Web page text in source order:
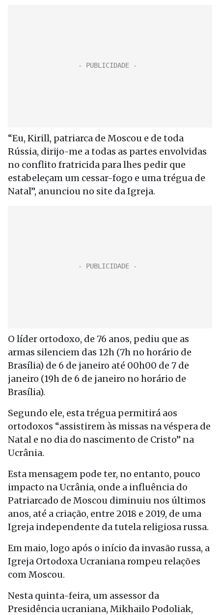
“Eu, Kirill, patriarca de Moscou e de toda
Rússia, dirijo-me a todas as partes envolvidas
no conflito fratricida para lhes pedir que
estabeleçam um cessar-fogo e uma trégua de
Natal”, anunciou no site da Igreja.
O líder ortodoxo, de 76 anos, pediu que as
armas silenciem das 12h (7h no horário de
Brasília) de 6 de janeiro até 00h00 de 7 de
janeiro (19h de 6 de janeiro no horário de
Brasília).
Segundo ele, esta trégua permitirá aos
ortodoxos “assistirem às missas na véspera de
Natal e no dia do nascimento de Cristo” na
Ucrânia.
Esta mensagem pode ter, no entanto, pouco
impacto na Ucrânia, onde a influência do
Patriarcado de Moscou diminuiu nos últimos
anos, até a criação, entre 2018 e 2019, de uma
Igreja independente da tutela religiosa russa.
Em maio, logo após o início da invasão russa, a
Igreja Ortodoxa Ucraniana rompeu relações
com Moscou.
Nesta quinta-feira, um assessor da
Presidência ucraniana, Mikhailo Podoliak,